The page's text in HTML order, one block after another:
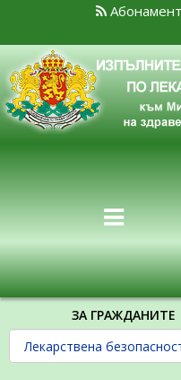
Абонамент
ЗА ГРАЖДАНИТЕ